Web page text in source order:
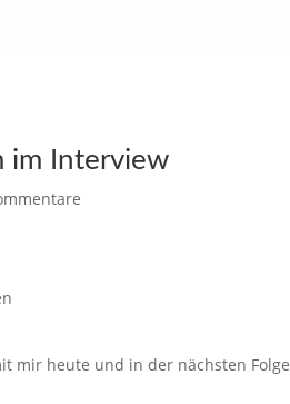
im Interview
mir heute und in der nächsten Folge